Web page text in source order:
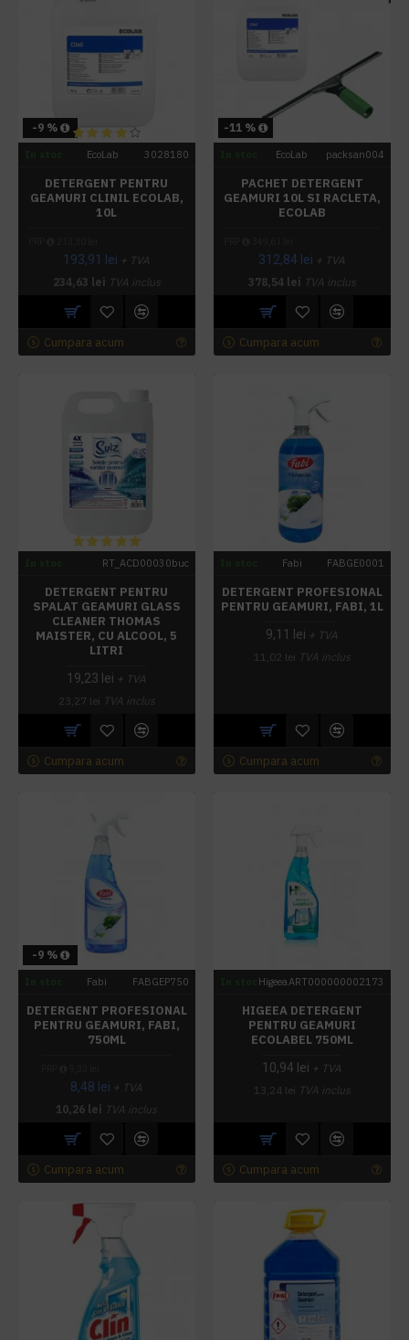
-9 %
EcoLab 3028180
DETERGENT PENTRU
GEAMURI CLINIL ECOLAB,
10L
193,91 lei + TVA
234,63 lei TVA inclus
Cumpara acum
-11 %
EcoLab packsan004
PACHET DETERGENT
GEAMURI 10L SI RACLETA,
ECOLAB
312,84 lei + TVA
378,54 lei TVA inclus
Cumpara acum
RT_ACD00030buc
DETERGENT PENTRU
SPALAT GEAMURI GLASS
CLEANER THOMAS
MAISTER, CU ALCOOL, 5
LITRI
19,23 lei + TVA
23,27 lei TVA inclus
Cumpara acum
Fabi FABGE0001
DETERGENT PROFESIONAL
PENTRU GEAMURI, FABI, 1L
9,11 lei + TVA
11,02 lei TVA inclus
Cumpara acum
-9 %
Fabi FABGEP750
DETERGENT PROFESIONAL
PENTRU GEAMURI, FABI,
750ML
8,48 lei + TVA
10,26 lei TVA inclus
Cumpara acum
HigeeaART000000002173
HIGEEA DETERGENT
PENTRU GEAMURI
ECOLABEL 750ML
10,94 lei + TVA
13,24 lei TVA inclus
Cumpara acum